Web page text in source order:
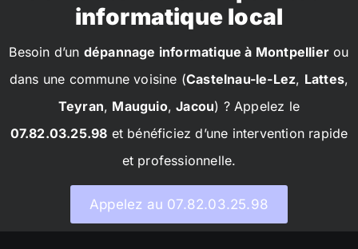
informatique local
Besoin d’un dépannage informatique à Montpellier ou
dans une commune voisine (Castelnau-le-Lez, Lattes,
Teyran, Mauguio,Jacou) ? Appelez le
07.82.03.25.98 et bénéficiez d’une intervention rapide
et professionnelle.
Appelez au 07.82.03.25.98